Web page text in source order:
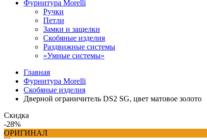
Фурнитура Morelli
Ручки
Петли
Замки и защелки
Скобяные изделия
Раздвижные системы
«Умные системы»
Главная
Фурнитура Morelli
Скобяные изделия
Дверной ограничитель DS2 SG, цвет матовое золото
Скидка
-28%
ОРИГИНАЛ